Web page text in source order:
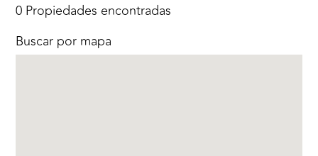
0 Propiedades encontradas
Buscar por mapa